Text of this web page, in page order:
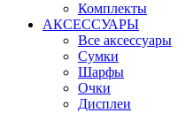
Комплекты
АКСЕССУАРЫ
Все аксессуары
Сумки
Шарфы
Очки
Дисплеи